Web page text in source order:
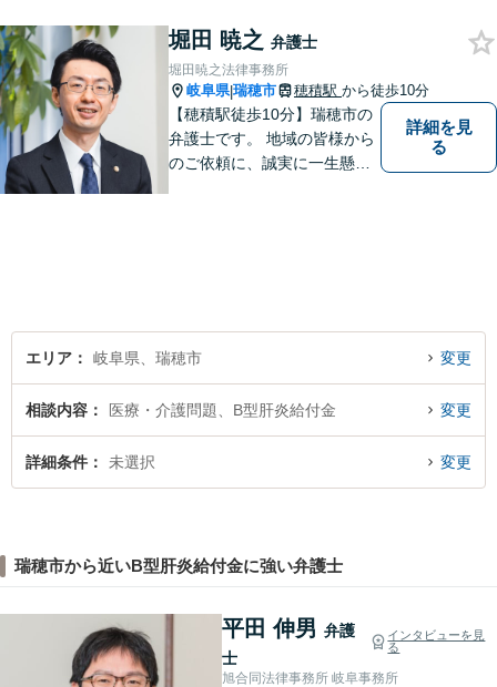
堀田 暁之 弁護士
堀田暁之法律事務所
岐阜県|瑞穂市 穂積駅 から徒歩10分
【穂積駅徒歩10分】瑞穂市の
弁護士です。 地域の皆様から
のご依頼に、誠実に一生懸命
詳細を見
る
エリア 岐阜県、瑞穂市 変更
相談内容 医療・介護問題、B型肝炎給付金 変更
詳細条件 未選択 変更
瑞穂市から近いB型肝炎給付金に強い弁護士
平田 伸男 弁護
士
インタビューを見
る
旭合同法律事務所 岐阜事務所